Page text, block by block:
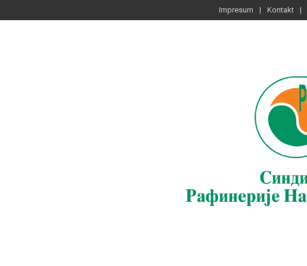
Impresum Kontakt